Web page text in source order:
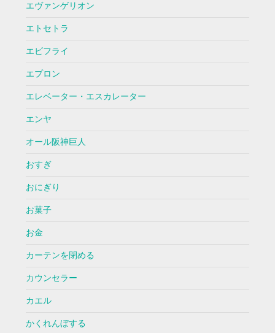
エヴァンゲリオン
エトセトラ
エビフライ
エプロン
エレベーター・エスカレーター
エンヤ
オール阪神巨人
おすぎ
おにぎり
お菓子
お金
カーテンを閉める
カウンセラー
カエル
かくれんぼする